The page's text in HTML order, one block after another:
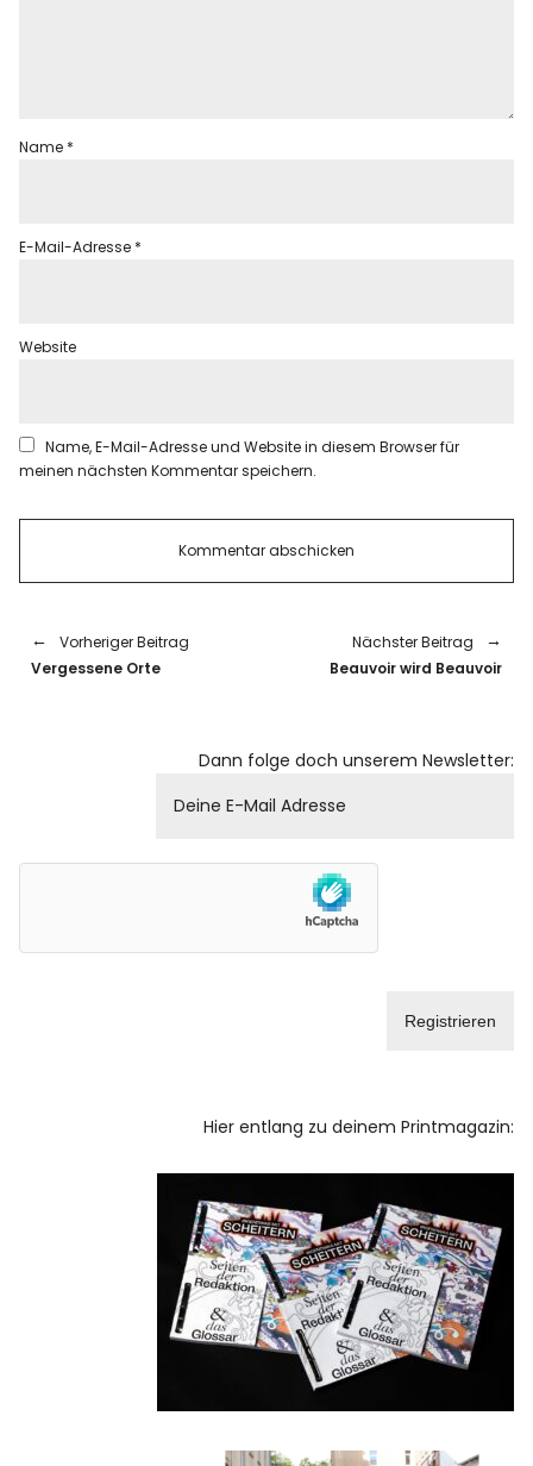
Name *
E-Mail-Adresse *
Website
Name, E-Mail-Adresse und Website in diesem Browser für
meinen nächsten Kommentar speichern.
Vorheriger Beitrag
Vergessene Orte
Nächster Beitrag
Beauvoir wird Beauvoir
Dann folge doch unserem Newsletter:
Hier entlang zu deinem Printmagazin: